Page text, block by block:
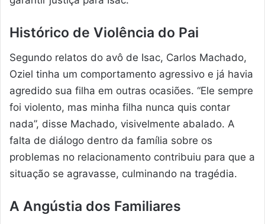
Histórico de Violência do Pai
Segundo relatos do avô de Isac, Carlos Machado,
Oziel tinha um comportamento agressivo e já havia
agredido sua filha em outras ocasiões. “Ele sempre
foi violento, mas minha filha nunca quis contar
nada”, disse Machado, visivelmente abalado. A
falta de diálogo dentro da família sobre os
problemas no relacionamento contribuiu para que a
situação se agravasse, culminando na tragédia.
A Angústia dos Familiares